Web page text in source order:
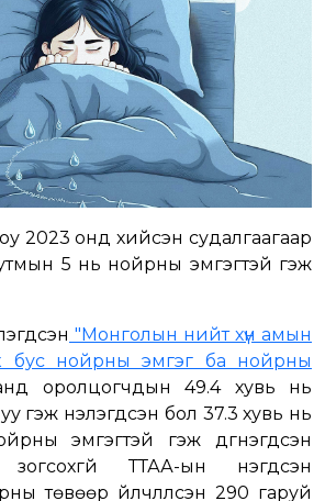
2023 онд хийсэн судалгаагаар
5 нь нойрны эмгэгтэй гэж
"Монголын нийт хүн амын
бус нойрны эмгэг ба нойрны
оролцогчдын 49.4 хувь нь
гэж үнэлэгдсэн бол 37.3 хувь нь
эмгэгтэй гэж дүгнэгдсэн
ТТАА-ын нэгдсэн
төвөөр үйлчлүүлсэн 290 гаруй